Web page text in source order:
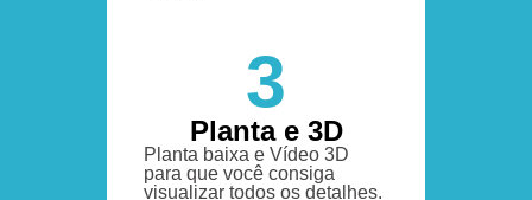
3
Planta e 3D
Planta baixa e Vídeo 3D
para que você consiga
visualizar todos os detalhes.